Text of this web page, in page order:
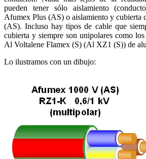
pueden tener sólo aislamiento
Afumex Plus (AS) o aislamiento y cubierta
(AS). Incluso hay tipos de cable que
cubierta y siempre son unipolares como
Al Voltalene Flamex (S) (Al XZ1 (S)) de
Lo ilustramos con un dibujo: